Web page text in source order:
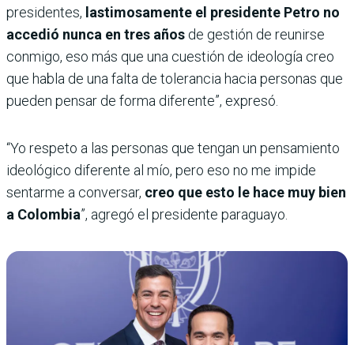
presidentes, lastimosamente el presidente Petro no
accedió nunca en tres años de gestión de reunirse
conmigo, eso más que una cuestión de ideología creo
que habla de una falta de tolerancia hacia personas que
pueden pensar de forma diferente”, expresó.
“Yo respeto a las personas que tengan un pensamiento
ideológico diferente al mío, pero eso no me impide
sentarme a conversar, creo que esto le hace muy bien
a Colombia”, agregó el presidente paraguayo.